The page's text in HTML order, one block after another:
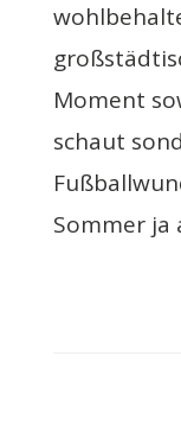
Moment
schaut
Sommer ja